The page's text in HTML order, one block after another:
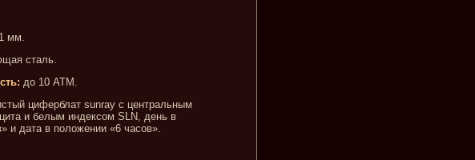
мм.
сталь.
до 10 АТМ.
циферблат sunray с центральным
и белым индексом SLN, день в
и дата в положении «6 часов».